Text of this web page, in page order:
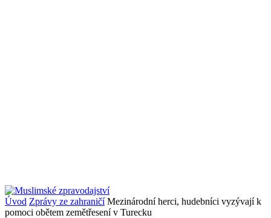
Úvod Zprávy ze zahraničí Mezinárodní herci, hudebníci vyzývají k
pomoci obětem zemětřesení v Turecku